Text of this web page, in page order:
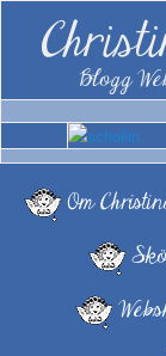
Blogg
Om